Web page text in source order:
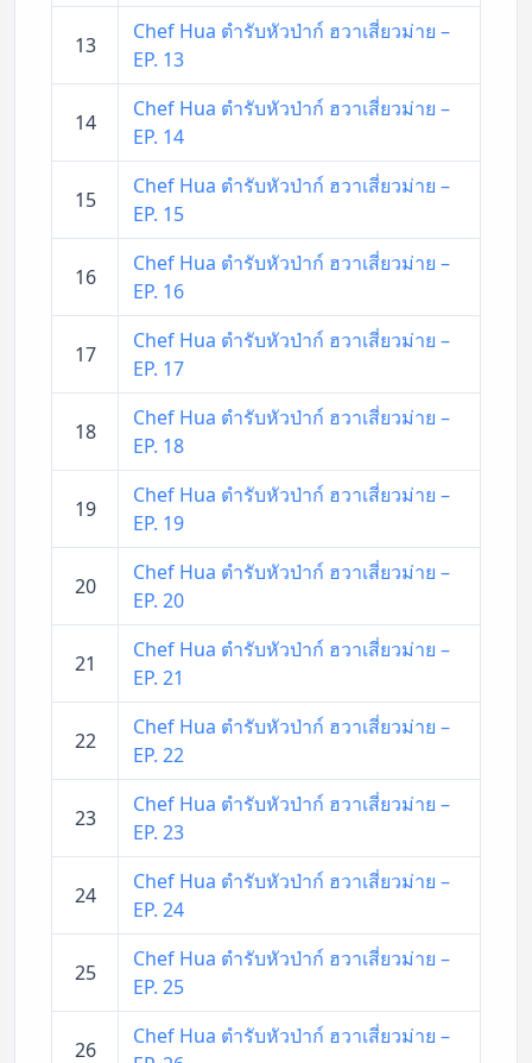
13
Chef Hua ตำรับหัวป่าก์ ฮวาเสี่ยวม่าย –
EP. 13
14
Chef Hua ตำรับหัวป่าก์ ฮวาเสี่ยวม่าย –
EP. 14
15
Chef Hua ตำรับหัวป่าก์ ฮวาเสี่ยวม่าย –
EP. 15
16
Chef Hua ตำรับหัวป่าก์ ฮวาเสี่ยวม่าย –
EP. 16
17
Chef Hua ตำรับหัวป่าก์ ฮวาเสี่ยวม่าย –
EP. 17
18
Chef Hua ตำรับหัวป่าก์ ฮวาเสี่ยวม่าย –
EP. 18
19
Chef Hua ตำรับหัวป่าก์ ฮวาเสี่ยวม่าย –
EP. 19
20
Chef Hua ตำรับหัวป่าก์ ฮวาเสี่ยวม่าย –
EP. 20
21
Chef Hua ตำรับหัวป่าก์ ฮวาเสี่ยวม่าย –
EP. 21
22
Chef Hua ตำรับหัวป่าก์ ฮวาเสี่ยวม่าย –
EP. 22
23
Chef Hua ตำรับหัวป่าก์ ฮวาเสี่ยวม่าย –
EP. 23
24
Chef Hua ตำรับหัวป่าก์ ฮวาเสี่ยวม่าย –
EP. 24
25
Chef Hua ตำรับหัวป่าก์ ฮวาเสี่ยวม่าย –
EP. 25
26
Chef Hua ตำรับหัวป่าก์ ฮวาเสี่ยวม่าย –